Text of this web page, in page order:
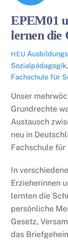
EPEM01
lernen die
HEU
Sozialpädagogik,
Fachschule für
Unser
Grundrechte
Austausch
neu in
Fachschule
In
Erzieherinnen
lernten die
persönliche
Gesetz,
das